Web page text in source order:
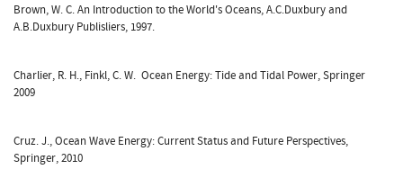
Brown, W. C. An Introduction to the World's Oceans, A.C.Duxbury and
A.B.Duxbury Publisliers, 1997.
Charlier, R. H., Finkl, C. W. Ocean Energy: Tide and Tidal Power, Springer
2009
Cruz. J., Ocean Wave Energy: Current Status and Future Perspectives,
Springer, 2010